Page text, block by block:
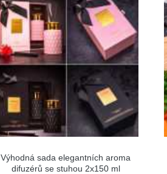
Výhodná sada elegantních aroma
difuzérů se stuhou 2x150 ml